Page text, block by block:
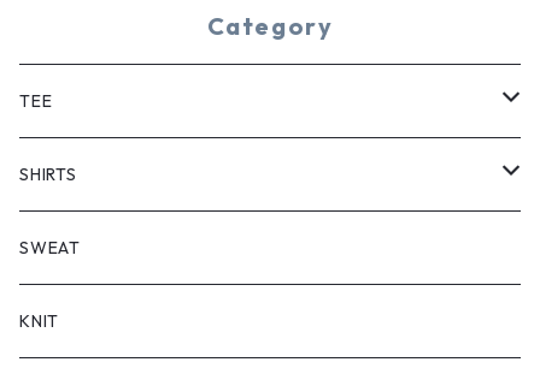
Category
TEE
SHORT SLEEVE
LONG SLEEVE
SHIRTS
SHORT SLEEVE
LONG SLEEVE
SWEAT
KNIT